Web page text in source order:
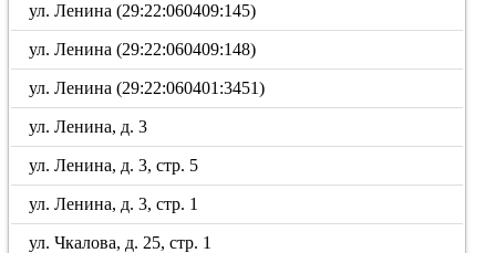
ул. Ленина (29:22:060409:145)
ул. Ленина (29:22:060409:148)
ул. Ленина (29:22:060401:3451)
ул. Ленина, д. 3
ул. Ленина, д. 3, стр. 5
ул. Ленина, д. 3, стр. 1
ул. Чкалова, д. 25, стр. 1